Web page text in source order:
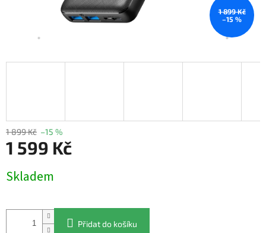
1 899 Kč
–15 %
1 899 Kč –15 %
1 599 Kč
cena:
Skladem
Přidat do košíku